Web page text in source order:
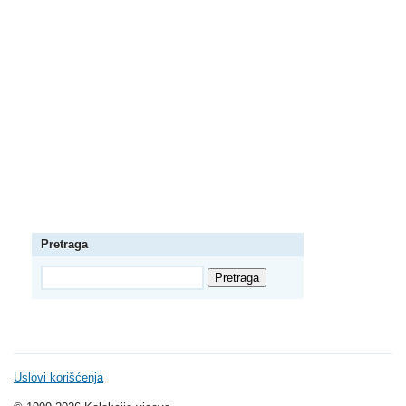
Pretraga
Uslovi korišćenja